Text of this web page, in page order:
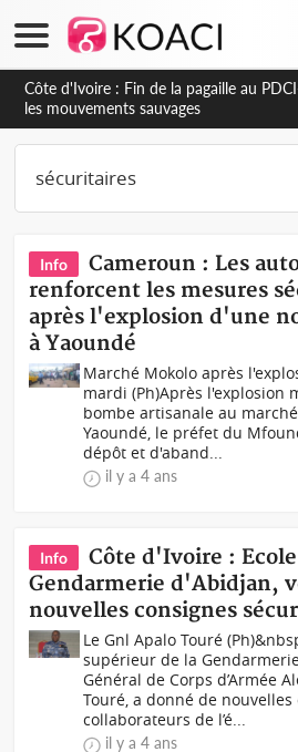
Côte d'Ivoire : Ouattara promet des
déguerpissements illégaux
Info
Cameroun : Les
renforcent les mesures
après l'explosion d'une
à Yaoundé
Marché Mokolo après
mardi (Ph)Après l'explosion
bombe artisanale au
Yaoundé, le préfet du
dépôt et d'aband...
il y a 4 ans
Info
Côte d'Ivoire :
Gendarmerie d'Abidjan,
nouvelles consignes
Le Gnl Apalo Touré
supérieur de la
Général de Corps d’Armée
Touré, a donné de nouvelles
collaborateurs de l’é...
il y a 4 ans